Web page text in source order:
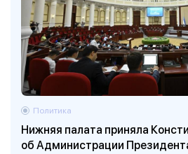
Нижняя палата приняла
об Администрации
Политика